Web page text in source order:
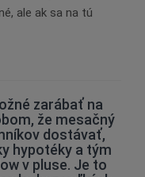
ale ak sa na tú
zarábať na
že mesačný
dostávať,
hypotéky a tým
v pluse. Je to